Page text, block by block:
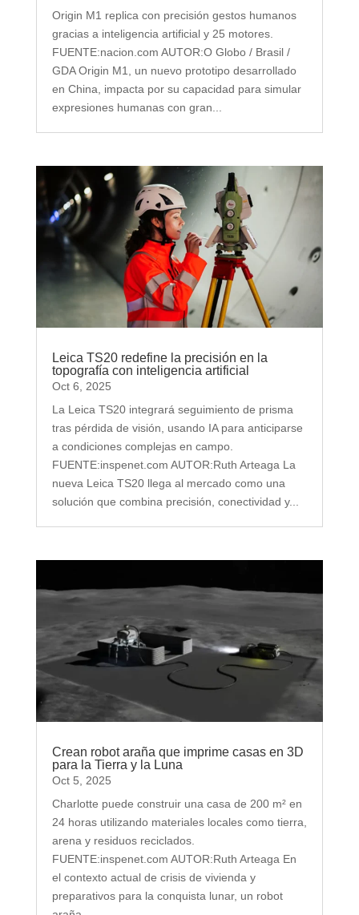
Origin M1 replica con precisión gestos humanos
gracias a inteligencia artificial y 25 motores.
FUENTE:nacion.com AUTOR:O Globo / Brasil /
GDA Origin M1, un nuevo prototipo desarrollado
en China, impacta por su capacidad para simular
expresiones humanas con gran...
Leica TS20 redefine la precisión en la
topografía con inteligencia artificial
Oct 6, 2025
La Leica TS20 integrará seguimiento de prisma
tras pérdida de visión, usando IA para anticiparse
a condiciones complejas en campo.
FUENTE:inspenet.com AUTOR:Ruth Arteaga La
nueva Leica TS20 llega al mercado como una
solución que combina precisión, conectividad y...
Crean robot araña que imprime casas en 3D
para la Tierra y la Luna
Oct 5, 2025
Charlotte puede construir una casa de 200 m² en
24 horas utilizando materiales locales como tierra,
arena y residuos reciclados.
FUENTE:inspenet.com AUTOR:Ruth Arteaga En
el contexto actual de crisis de vivienda y
preparativos para la conquista lunar, un robot